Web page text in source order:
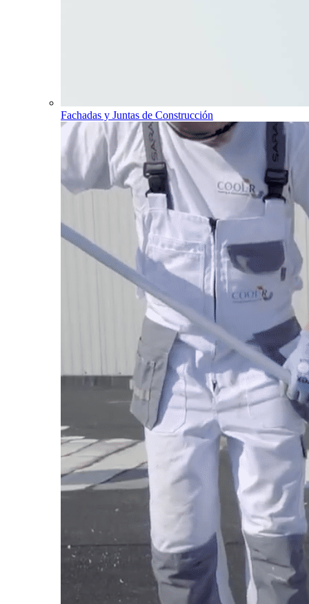
Fachadas y Juntas de Construcción